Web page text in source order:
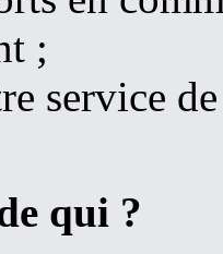
;
service
qui ?